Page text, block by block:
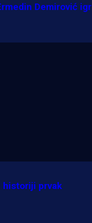
Evo
transferu
Demirović
historiji prvak